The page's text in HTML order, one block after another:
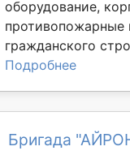
оборудование,
противопожарные
гражданского
Подробнее
Бригада